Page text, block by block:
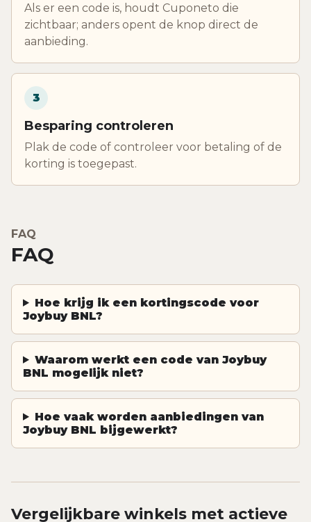
Als er een code is, houdt Cuponeto die
zichtbaar; anders opent de knop direct de
aanbieding.
3
Besparing controleren
Plak de code of controleer voor betaling of de
korting is toegepast.
FAQ
FAQ
Hoe krijg ik een kortingscode voor
Joybuy BNL?
Waarom werkt een code van Joybuy
BNL mogelijk niet?
Hoe vaak worden aanbiedingen van
Joybuy BNL bijgewerkt?
Vergelijkbare winkels met actieve